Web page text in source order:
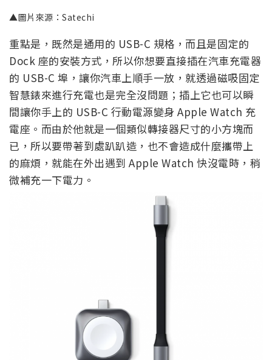
▲圖片來源：Satechi
重點是，既然是通用的 USB-C 規格，而且是固定的
Dock 座的安裝方式，所以你想要直接插在汽車充電器
的 USB-C 埠，讓你汽車上順手一放，就透過磁吸固定
智慧錶來進行充電也是完全沒問題；插上它也可以瞬
間讓你手上的 USB-C 行動電源變身 Apple Watch 充
電座。而由於他就是一個類似轉接器尺寸的小方塊而
已，所以要帶著到處趴趴造，也不會造成什麼攜帶上
的麻煩，就能在外出遇到 Apple Watch 快沒電時，稍
微補充一下電力。